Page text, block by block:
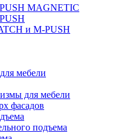
MAGNETIC
и M-PUSH
мебели
для мебели
фасадов
подъема